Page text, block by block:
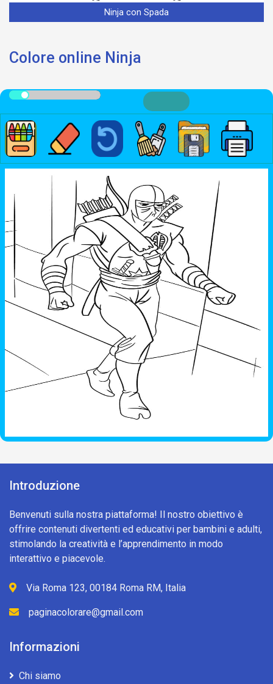
Ninja con Spada
Colore online Ninja
Introduzione
Benvenuti sulla nostra piattaforma! Il nostro obiettivo è
offrire contenuti divertenti ed educativi per bambini e adulti,
stimolando la creatività e l’apprendimento in modo
interattivo e piacevole.
Via Roma 123, 00184 Roma RM, Italia
paginacolorare@gmail.com
Informazioni
Chi siamo